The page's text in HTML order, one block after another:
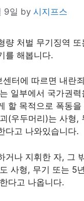
9일 by 시지프스
량 처벌 무기징역
를 해봅니다.
센터에 따르면 내란
일부에서 국가권
할 목적으로 폭동
(우두머리)는 사형,
다고 나와있습니다.
거나 지휘한 자, 그
사형, 무기 또는 5
다고 나옵니다.